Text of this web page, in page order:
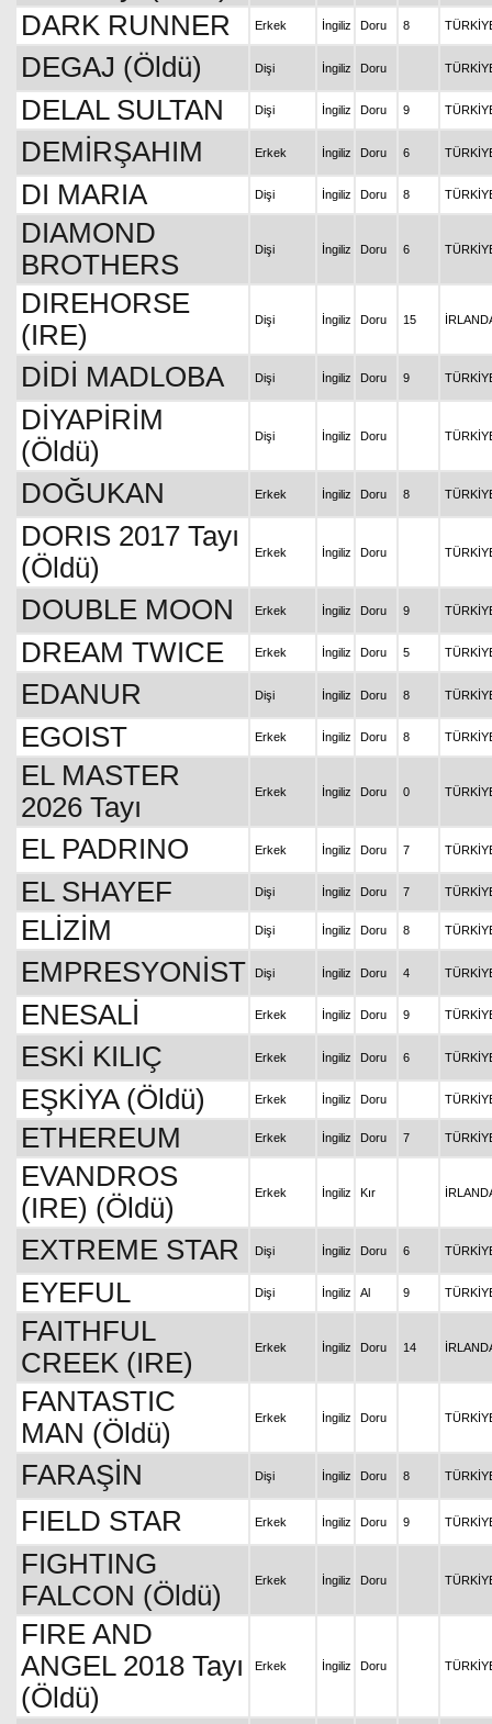
DARK RUNNER
Erkek İngiliz Doru 8
DEGAJ (Öldü) Dişi İngiliz Doru
DELAL SULTAN Dişi İngiliz Doru 9
DEMİRŞAHIM Erkek İngiliz Doru 6
DI MARIA Dişi İngiliz Doru 8
DIAMOND
BROTHERS
Dişi İngiliz Doru 6
DIREHORSE
(IRE)
Dişi İngiliz Doru 15
DİDİ MADLOBA Dişi İngiliz Doru 9
DİYAPİRİM
(Öldü)
Dişi İngiliz Doru
DOĞUKAN Erkek İngiliz Doru 8
DORIS 2017 Tayı
(Öldü)
Erkek İngiliz Doru
DOUBLE MOON Erkek İngiliz Doru 9
DREAM TWICE Erkek İngiliz Doru 5
EDANUR Dişi İngiliz Doru 8
EGOIST Erkek İngiliz Doru 8
EL MASTER
2026 Tayı
Erkek İngiliz Doru 0
EL PADRINO Erkek İngiliz Doru 7
EL SHAYEF Dişi İngiliz Doru 7
ELİZİM Dişi İngiliz Doru 8
EMPRESYONİST Dişi İngiliz Doru 4
ENESALİ Erkek İngiliz Doru 9
ESKİ KILIÇ Erkek İngiliz Doru 6
EŞKİYA (Öldü) Erkek İngiliz Doru
ETHEREUM Erkek İngiliz Doru 7
EVANDROS
(IRE) (Öldü)
Erkek İngiliz Kır
EXTREME STAR Dişi İngiliz Doru 6
EYEFUL Dişi İngiliz Al 9
FAITHFUL
CREEK (IRE)
Erkek İngiliz Doru 14
FANTASTIC
MAN (Öldü)
Erkek İngiliz Doru
FARAŞİN Dişi İngiliz Doru 8
FIELD STAR Erkek İngiliz Doru 9
FIGHTING
FALCON (Öldü)
Erkek İngiliz Doru
FIRE AND
ANGEL 2018 Tayı
(Öldü)
Erkek İngiliz Doru